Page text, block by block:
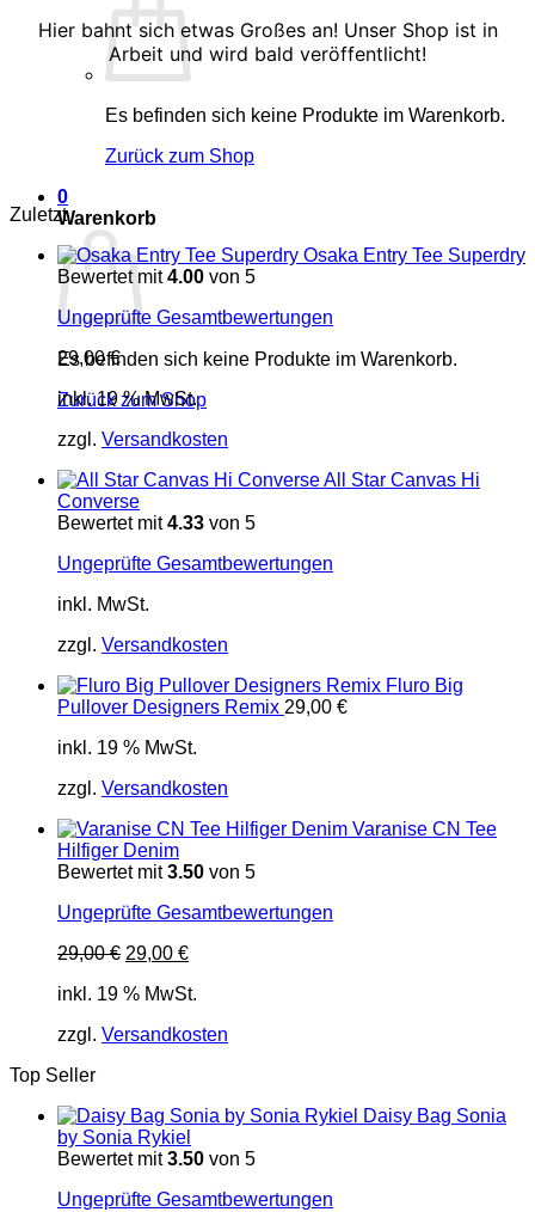
Es befinden sich keine Produkte im Warenkorb.
Zurück zum Shop
0
Warenkorb
Es befinden sich keine Produkte im Warenkorb.
Zurück zum Shop
Hier bahnt sich etwas Großes an! Unser Shop ist in
Arbeit und wird bald veröffentlicht!
Zuletzt
Osaka Entry Tee Superdry
Bewertet mit4.00 von 5
Ungeprüfte Gesamtbewertungen
29,00€
inkl. 19 % MwSt.
zzgl. Versandkosten
All Star Canvas Hi
Converse
Bewertet mit4.33 von 5
Ungeprüfte Gesamtbewertungen
inkl. MwSt.
zzgl. Versandkosten
Fluro Big
Pullover Designers Remix 29,00 €
inkl. 19 % MwSt.
zzgl. Versandkosten
Varanise CN Tee
Hilfiger Denim
Bewertet mit3.50 von 5
Ungeprüfte Gesamtbewertungen
29,00€ Ursprünglicher
war:
29,00 €Aktueller
ist:
inkl. 19 % MwSt.
zzgl. Versandkosten
Top Seller
Daisy Bag Sonia
by Sonia Rykiel
Bewertet mit3.50 von 5
Ungeprüfte Gesamtbewertungen